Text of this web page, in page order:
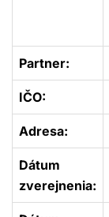
Partner:
IČO:
Adresa:
Dátum
zverejnenia: